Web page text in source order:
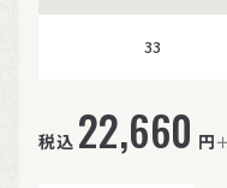
33
税込 22,660 円